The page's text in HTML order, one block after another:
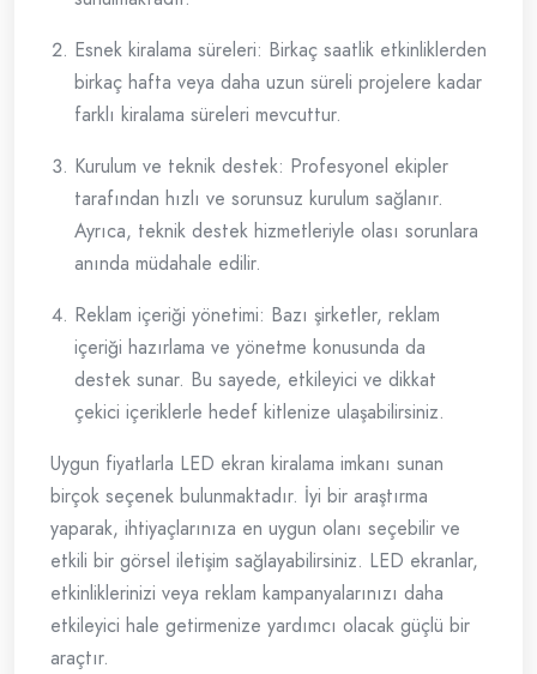
Esnek kiralama süreleri: Birkaç saatlik etkinliklerden
birkaç hafta veya daha uzun süreli projelere kadar
farklı kiralama süreleri mevcuttur.
Kurulum ve teknik destek: Profesyonel ekipler
tarafından hızlı ve sorunsuz kurulum sağlanır.
Ayrıca, teknik destek hizmetleriyle olası sorunlara
anında müdahale edilir.
Reklam içeriği yönetimi: Bazı şirketler, reklam
içeriği hazırlama ve yönetme konusunda da
destek sunar. Bu sayede, etkileyici ve dikkat
çekici içeriklerle hedef kitlenize ulaşabilirsiniz.
Uygun fiyatlarla LED ekran kiralama imkanı sunan
birçok seçenek bulunmaktadır. İyi bir araştırma
yaparak, ihtiyaçlarınıza en uygun olanı seçebilir ve
etkili bir görsel iletişim sağlayabilirsiniz. LED ekranlar,
etkinliklerinizi veya reklam kampanyalarınızı daha
etkileyici hale getirmenize yardımcı olacak güçlü bir
araçtır.